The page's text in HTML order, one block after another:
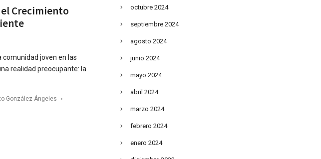
Crecimiento
comunidad joven en las
realidad preocupante: la
González Ángeles
octubre 2024
septiembre 2024
agosto 2024
junio 2024
mayo 2024
abril 2024
marzo 2024
febrero 2024
enero 2024